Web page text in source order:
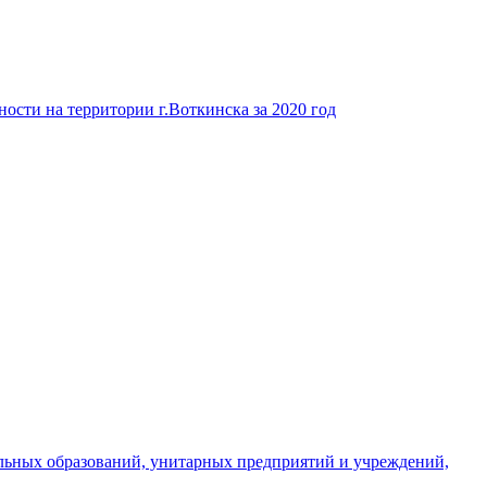
на территории г.Воткинска за 2020 год
образований, унитарных предприятий и учреждений,